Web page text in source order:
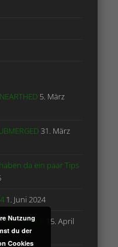
5. März
31. März
da ein paar Tips
1. Juni 2024
PIECE
15. April
Nutzung
du der
Cookies